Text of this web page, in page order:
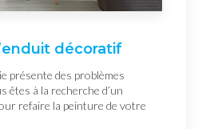
décoratif
présente des problèmes
êtes à la recherche d’un
refaire la peinture de votre